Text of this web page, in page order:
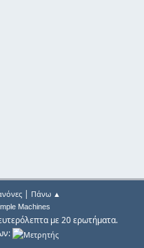
| Πάνω ▲
Machines
με 20 ερωτήματα.